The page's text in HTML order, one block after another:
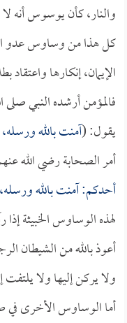
والنار، كأن يوسوس أنه
كل هذا من وساوس عدو
الإيمان، إنكارها
فالمؤمن أرشده النبي
يقول: (آمنت بالله
أمر الصحابة رضي الله
أحدكم: آمنت بالله ورسله،
لهذه الوساوس الخبيثة
أعوذ بالله من الشيطان
ولا يركن إليها ولا يلتفت
أما الوساوس الأخرى